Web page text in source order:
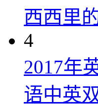
西西里
4
2017年
语中英